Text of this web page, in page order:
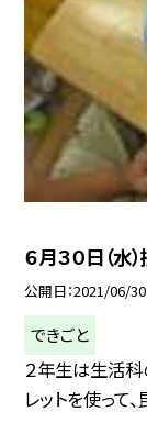
６月３０日（
公開日 2021/06/30
できごと
２年生は生活科
レットを使って